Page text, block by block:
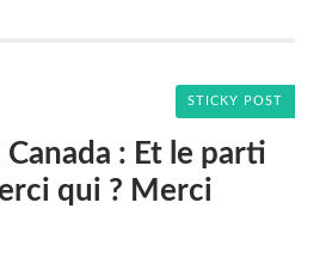
STICKY POST
Canada : Et le parti
qui ? Merci